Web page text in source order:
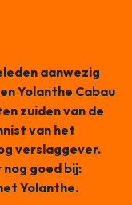
aanwezig
Yolanthe Cabau
zuiden van de
van het
verslaggever.
goed bij:
Yolanthe.